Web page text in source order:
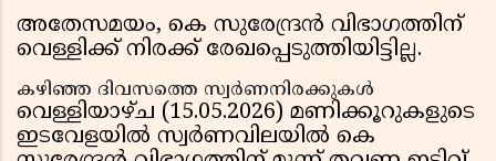
അതേസമയം, കെ സുരേന്ദ്രന്‍ വിഭാഗത്തിന്
വെള്ളിക്ക് നിരക്ക് രേഖപ്പെടുത്തിയിട്ടില്ല.
കഴിഞ്ഞ ദിവസത്തെ സ്വര്‍ണനിരക്കുകള്‍
വെള്ളിയാഴ്ച (15.05.2026) മണിക്കൂറുകളുടെ
ഇടവേളയില്‍ സ്വര്‍ണവിലയില്‍ കെ